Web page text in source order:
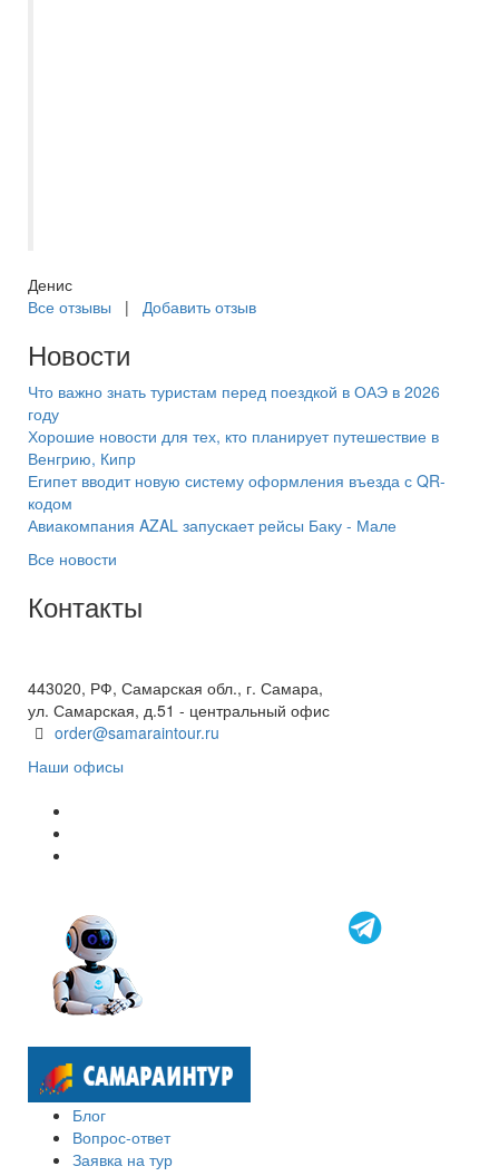
Денис
Все отзывы | Добавить отзыв
Новости
Что важно знать туристам перед поездкой в ОАЭ в 2026
году
Хорошие новости для тех, кто планирует путешествие в
Венгрию, Кипр
Египет вводит новую систему оформления въезда с QR-
кодом
Авиакомпания AZAL запускает рейсы Баку - Мале
Все новости
Контакты
443020, РФ, Самарская обл., г. Самара,
ул. Самарская, д.51 - центральный офис
order@samaraintour.ru
Наши офисы
Блог
Вопрос-ответ
Заявка на тур